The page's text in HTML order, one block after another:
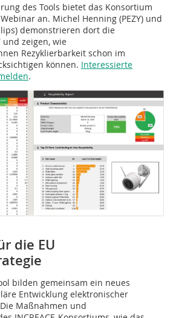
des Tools bietet das Konsortium
an. Michel Henning (PEZY) und
demonstrieren dort die
und zeigen, wie
Rezyklierbarkeit schon im
können. Interessierte
.
die EU
bilden gemeinsam ein neues
Entwicklung elektronischer
Maßnahmen und